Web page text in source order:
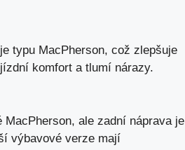
typu MacPherson, což zlepšuje
komfort a tlumí nárazy.
ale zadní náprava je
výbavové verze mají